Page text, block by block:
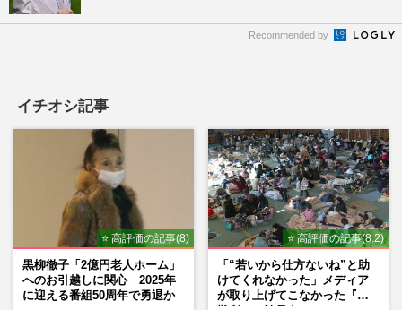
Recommended by
イチオシ記事
⭐ 高評価の記事(8)
黒柳徹子「2億円老人ホーム」
へのお引越しに関心 2025年
に迎える番組50周年で勇退か
⭐ 高評価の記事(8.2)
「“若いから仕方ないね”と助
けてくれなかった」メディア
が取り上げてこなかった『避